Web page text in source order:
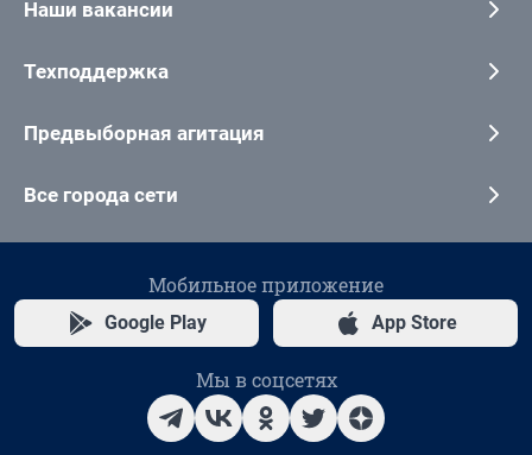
Наши вакансии
Техподдержка
Предвыборная агитация
Все города сети
Мобильное приложение
Google Play App Store
Мы в соцсетях